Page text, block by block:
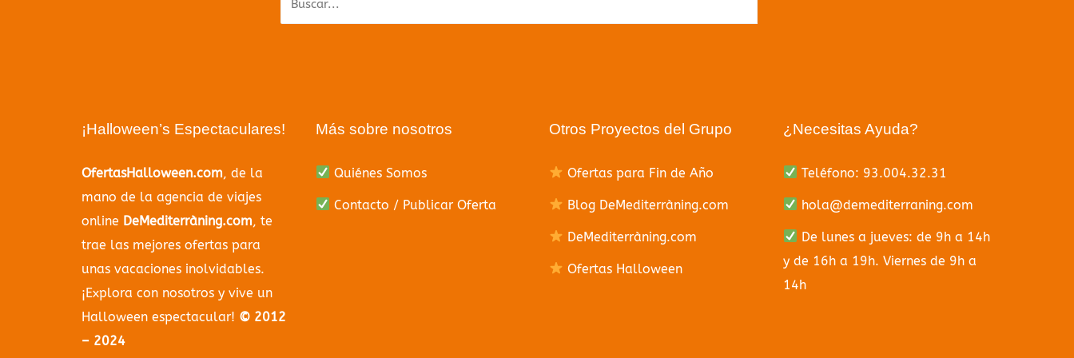
¡Halloween’s Espectaculares!
OfertasHalloween.com, de la
mano de la agencia de viajes
online DeMediterràning.com, te
trae las mejores ofertas para
unas vacaciones inolvidables.
¡Explora con nosotros y vive un
Halloween espectacular! © 2012
– 2024
Más sobre nosotros
Quiénes Somos
Contacto / Publicar Oferta
Otros Proyectos del Grupo
Ofertas para Fin de Año
Blog DeMediterràning.com
DeMediterràning.com
Ofertas Halloween
¿Necesitas Ayuda?
Teléfono: 93.004.32.31
hola@demediterraning.com
De lunes a jueves: de 9h a 14h
y de 16h a 19h. Viernes de 9h a
14h